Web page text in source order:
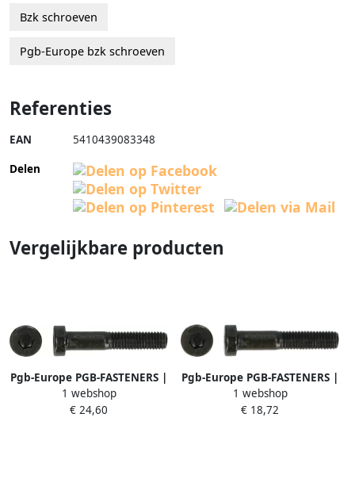
Bzk schroeven
Pgb-Europe bzk schroeven
Referenties
EAN 5410439083348
Delen
Vergelijkbare producten
Pgb-Europe PGB-FASTENERS |
Lage BZK-schroef 8.8 DIN
7984 M 5x20 | 500 st
1 webshop
€ 24,60
Pgb-Europe PGB-FASTENERS |
Lage BZK-schroef 8.8 DIN
7984 M 5x8 | 500 st
1 webshop
€ 18,72